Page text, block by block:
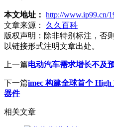
本文地址： http://www.ip99.cn/
文章来源：
久久百科
版权声明： 除非特别标注，否
以链接形式注明文章出处。
上一篇电动汽车需求增长不及
下一篇imec 构建全球首个
器件
相关文章